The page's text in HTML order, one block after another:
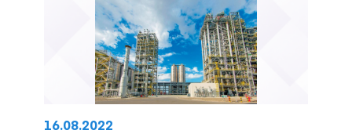
16.08.2022